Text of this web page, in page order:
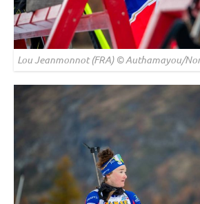
Lou Jeanmonnot (FRA) © Authamayou/